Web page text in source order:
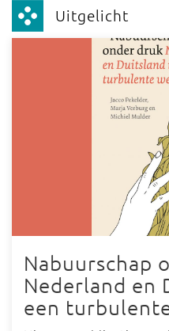
Uitgelicht
Nabuurschap
Nederland en
een